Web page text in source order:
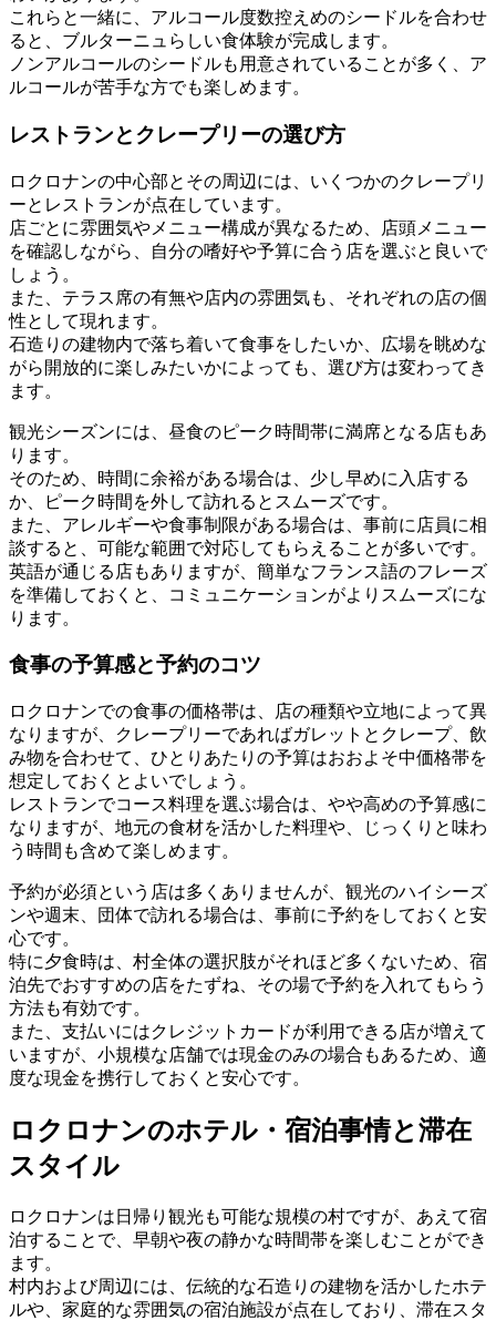
これらと一緒に、アルコール度数控えめのシードルを合わせ
ると、ブルターニュらしい食体験が完成します。
ノンアルコールのシードルも用意されていることが多く、ア
ルコールが苦手な方でも楽しめます。
レストランとクレープリーの選び方
ロクロナンの中心部とその周辺には、いくつかのクレープリ
ーとレストランが点在しています。
店ごとに雰囲気やメニュー構成が異なるため、店頭メニュー
を確認しながら、自分の嗜好や予算に合う店を選ぶと良いで
しょう。
また、テラス席の有無や店内の雰囲気も、それぞれの店の個
性として現れます。
石造りの建物内で落ち着いて食事をしたいか、広場を眺めな
がら開放的に楽しみたいかによっても、選び方は変わってき
ます。
観光シーズンには、昼食のピーク時間帯に満席となる店もあ
ります。
そのため、時間に余裕がある場合は、少し早めに入店する
か、ピーク時間を外して訪れるとスムーズです。
また、アレルギーや食事制限がある場合は、事前に店員に相
談すると、可能な範囲で対応してもらえることが多いです。
英語が通じる店もありますが、簡単なフランス語のフレーズ
を準備しておくと、コミュニケーションがよりスムーズにな
ります。
食事の予算感と予約のコツ
ロクロナンでの食事の価格帯は、店の種類や立地によって異
なりますが、クレープリーであればガレットとクレープ、飲
み物を合わせて、ひとりあたりの予算はおおよそ中価格帯を
想定しておくとよいでしょう。
レストランでコース料理を選ぶ場合は、やや高めの予算感に
なりますが、地元の食材を活かした料理や、じっくりと味わ
う時間も含めて楽しめます。
予約が必須という店は多くありませんが、観光のハイシーズ
ンや週末、団体で訪れる場合は、事前に予約をしておくと安
心です。
特に夕食時は、村全体の選択肢がそれほど多くないため、宿
泊先でおすすめの店をたずね、その場で予約を入れてもらう
方法も有効です。
また、支払いにはクレジットカードが利用できる店が増えて
いますが、小規模な店舗では現金のみの場合もあるため、適
度な現金を携行しておくと安心です。
ロクロナンのホテル・宿泊事情と滞在
スタイル
ロクロナンは日帰り観光も可能な規模の村ですが、あえて宿
泊することで、早朝や夜の静かな時間帯を楽しむことができ
ます。
村内および周辺には、伝統的な石造りの建物を活かしたホテ
ルや、家庭的な雰囲気の宿泊施設が点在しており、滞在スタ